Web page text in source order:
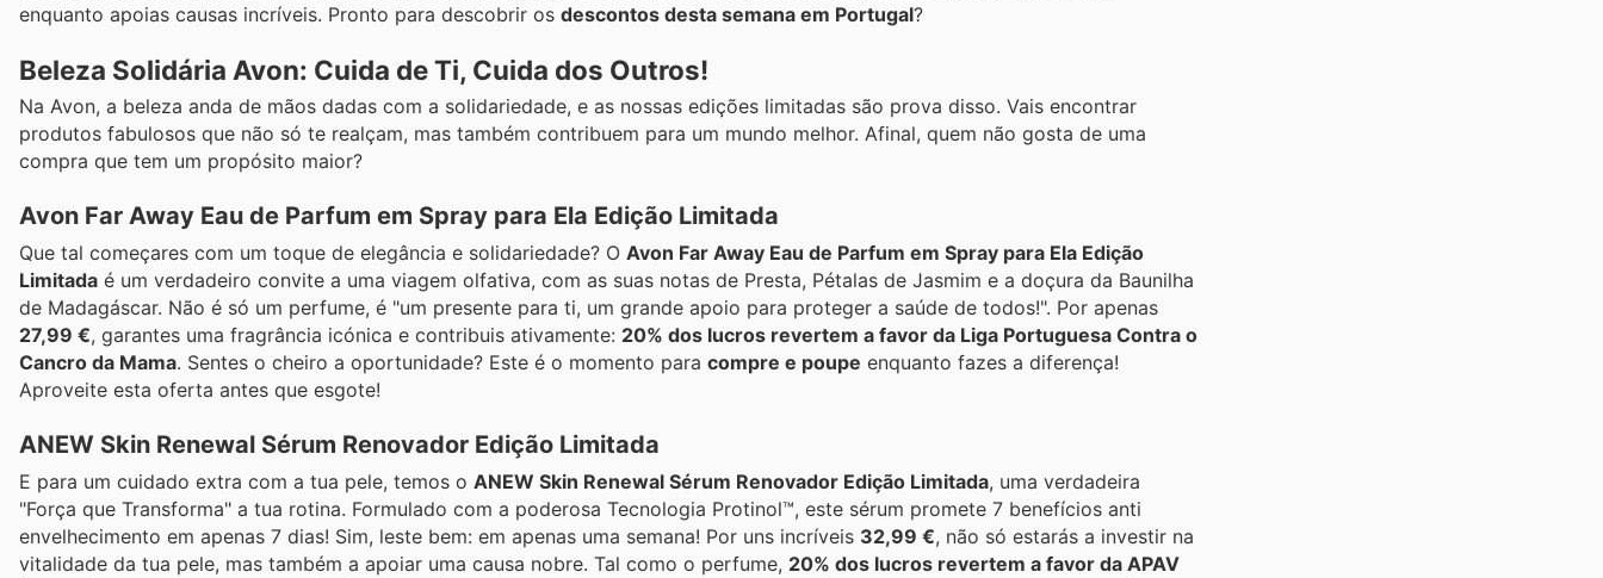
enquanto apoias causas incríveis. Pronto para descobrir os descontos desta semana em Portugal?
Beleza Solidária Avon: Cuida de Ti, Cuida dos Outros!
Na Avon, a beleza anda de mãos dadas com a solidariedade, e as nossas edições limitadas são prova disso. Vais encontrar
produtos fabulosos que não só te realçam, mas também contribuem para um mundo melhor. Afinal, quem não gosta de uma
compra que tem um propósito maior?
Avon Far Away Eau de Parfum em Spray para Ela Edição Limitada
Que tal começares com um toque de elegância e solidariedade? O Avon Far Away Eau de Parfum em Spray para Ela Edição
Limitada é um verdadeiro convite a uma viagem olfativa, com as suas notas de Presta, Pétalas de Jasmim e a doçura da Baunilha
de Madagáscar. Não é só um perfume, é "um presente para ti, um grande apoio para proteger a saúde de todos!". Por apenas
27,99 €, garantes uma fragrância icónica e contribuis ativamente: 20% dos lucros revertem a favor da Liga Portuguesa Contra o
Cancro da Mama. Sentes o cheiro a oportunidade? Este é o momento para compre e poupe enquanto fazes a diferença!
Aproveite esta oferta antes que esgote!
ANEW Skin Renewal Sérum Renovador Edição Limitada
E para um cuidado extra com a tua pele, temos o ANEW Skin Renewal Sérum Renovador Edição Limitada, uma verdadeira
"Força que Transforma" a tua rotina. Formulado com a poderosa Tecnologia Protinol™, este sérum promete 7 benefícios anti
envelhecimento em apenas 7 dias! Sim, leste bem: em apenas uma semana! Por uns incríveis 32,99 €, não só estarás a investir na
vitalidade da tua pele, mas também a apoiar uma causa nobre. Tal como o perfume, 20% dos lucros revertem a favor da APAV